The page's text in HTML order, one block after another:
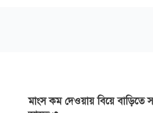
মাংস কম দেওয়ায় বিয়ে বাড়িতে